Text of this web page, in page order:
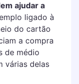
ajudar a
ligado à
do cartão
a compra
de médio
várias delas